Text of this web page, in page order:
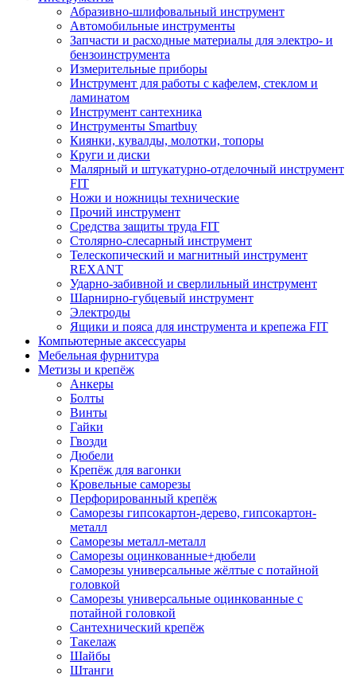
Абразивно-шлифовальный инструмент
Автомобильные инструменты
Запчасти и расходные материалы для электро- и
бензоинструмента
Измерительные приборы
Инструмент для работы с кафелем, стеклом и
ламинатом
Инструмент сантехника
Инструменты Smartbuy
Киянки, кувалды, молотки, топоры
Круги и диски
Малярный и штукатурно-отделочный инструмент
FIT
Ножи и ножницы технические
Прочий инструмент
Средства защиты труда FIT
Столярно-слесарный инструмент
Телескопический и магнитный инструмент
REXANT
Ударно-забивной и сверлильный инструмент
Шарнирно-губцевый инструмент
Электроды
Ящики и пояса для инструмента и крепежа FIT
Компьютерные аксессуары
Мебельная фурнитура
Метизы и крепёж
Анкеры
Болты
Винты
Гайки
Гвозди
Дюбели
Крепёж для вагонки
Кровельные саморезы
Перфорированный крепёж
Саморезы гипсокартон-дерево, гипсокартон-
металл
Саморезы металл-металл
Саморезы оцинкованные+дюбели
Саморезы универсальные жёлтые с потайной
головкой
Саморезы универсальные оцинкованные с
потайной головкой
Сантехнический крепёж
Такелаж
Шайбы
Штанги